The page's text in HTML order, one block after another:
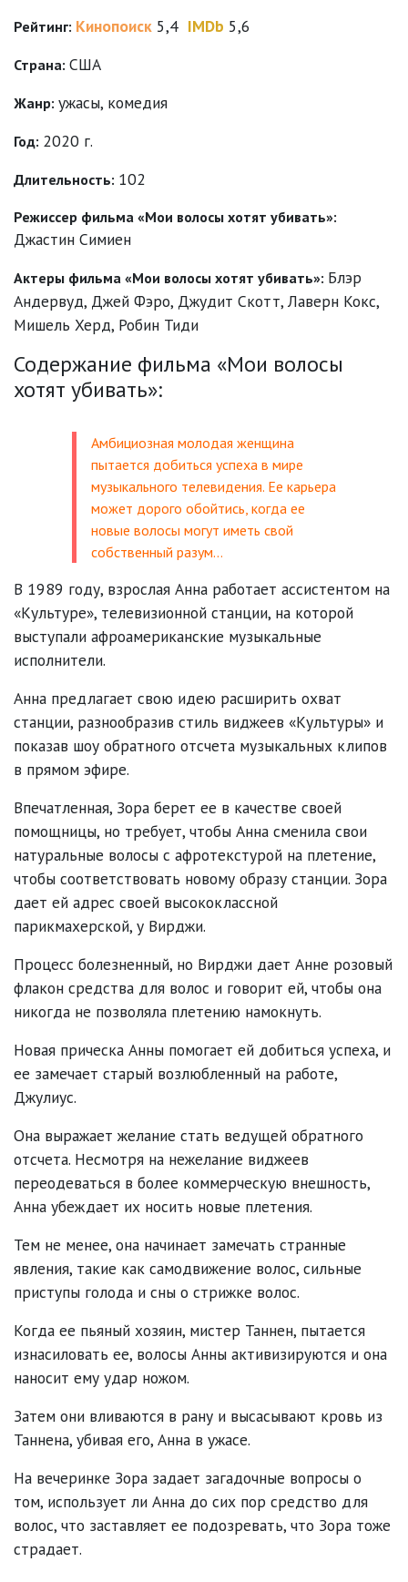
Рейтинг: Кинопоиск 5,4 IMDb 5,6
Страна: США
Жанр: ужасы, комедия
Год: 2020 г.
Длительность: 102
Режиссер фильма «Мои волосы хотят убивать»:
Джастин Симиен
Актеры фильма «Мои волосы хотят убивать»: Блэр
Андервуд, Джей Фэро, Джудит Скотт, Лаверн Кокс,
Мишель Херд, Робин Тиди
Содержание фильма «Мои волосы
хотят убивать»:
Амбициозная молодая женщина
пытается добиться успеха в мире
музыкального телевидения. Ее карьера
может дорого обойтись, когда ее
новые волосы могут иметь свой
собственный разум…
В 1989 году, взрослая Анна работает ассистентом на
«Культуре», телевизионной станции, на которой
выступали афроамериканские музыкальные
исполнители.
Анна предлагает свою идею расширить охват
станции, разнообразив стиль виджеев «Культуры» и
показав шоу обратного отсчета музыкальных клипов
в прямом эфире.
Впечатленная, Зора берет ее в качестве своей
помощницы, но требует, чтобы Анна сменила свои
натуральные волосы с афротекстурой на плетение,
чтобы соответствовать новому образу станции. Зора
дает ей адрес своей высококлассной
парикмахерской, у Вирджи.
Процесс болезненный, но Вирджи дает Анне розовый
флакон средства для волос и говорит ей, чтобы она
никогда не позволяла плетению намокнуть.
Новая прическа Анны помогает ей добиться успеха, и
ее замечает старый возлюбленный на работе,
Джулиус.
Она выражает желание стать ведущей обратного
отсчета. Несмотря на нежелание виджеев
переодеваться в более коммерческую внешность,
Анна убеждает их носить новые плетения.
Тем не менее, она начинает замечать странные
явления, такие как самодвижение волос, сильные
приступы голода и сны о стрижке волос.
Когда ее пьяный хозяин, мистер Таннен, пытается
изнасиловать ее, волосы Анны активизируются и она
наносит ему удар ножом.
Затем они вливаются в рану и высасывают кровь из
Таннена, убивая его, Анна в ужасе.
На вечеринке Зора задает загадочные вопросы о
том, использует ли Анна до сих пор средство для
волос, что заставляет ее подозревать, что Зора тоже
страдает.